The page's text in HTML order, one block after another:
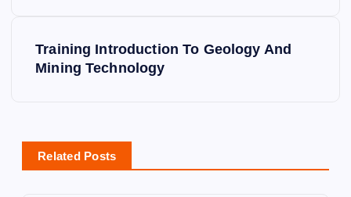
a
v
Training Introduction To Geology And
Mining Technology
Related Posts